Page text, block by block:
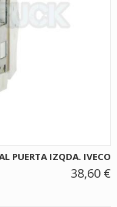
PUERTA IZQDA. IVECO
38,60 €